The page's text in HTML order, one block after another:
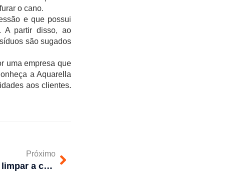
o cano.
e que possui
A partir disso, ao
são sugados
uma empresa que
a Aquarella
aos clientes.
Próximo
O que acontece se não limpar a caixa d’água?